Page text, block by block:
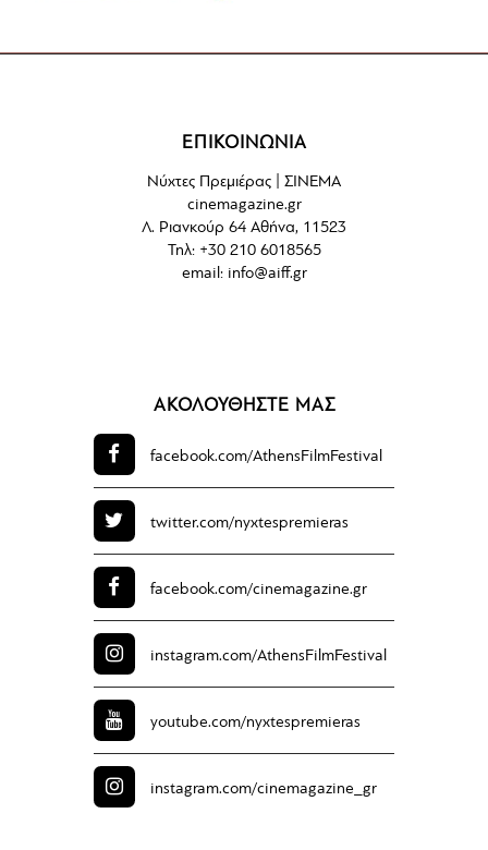
ΕΠΙΚΟΙΝΩΝΙΑ
Νύχτες Πρεμιέρας | ΣΙΝΕΜΑ
cinemagazine.gr
Λ. Ριανκούρ 64 Αθήνα, 11523
Τηλ: +30 210 6018565
email: info@aiff.gr
ΑΚΟΛΟΥΘΗΣΤΕ ΜΑΣ
facebook.com/AthensFilmFestival
twitter.com/nyxtespremieras
facebook.com/cinemagazine.gr
instagram.com/AthensFilmFestival
youtube.com/nyxtespremieras
instagram.com/cinemagazine_gr